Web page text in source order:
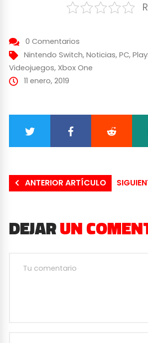
0 Comentarios
Nintendo Switch, Noticias, PC,
Videojuegos, Xbox One
11 enero, 2019
ANTERIOR ARTÍCULO
DEJARUN